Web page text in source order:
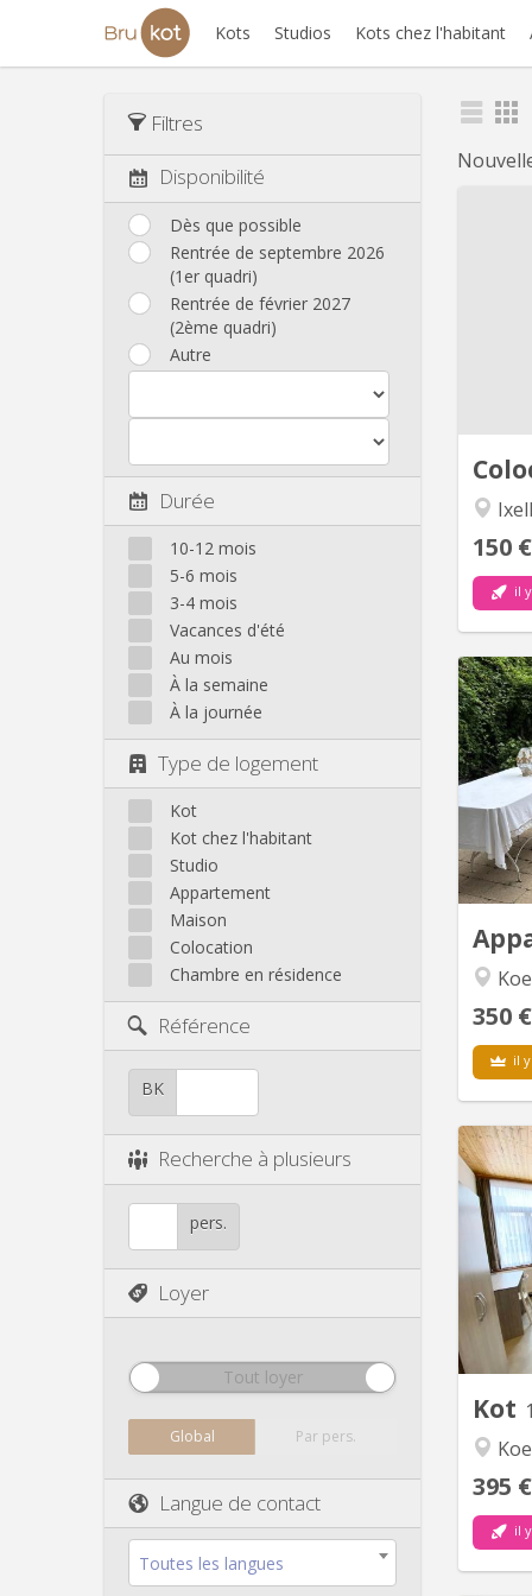
Kots Studios Kots chez l'habitant
Filtres
Disponibilité
Dès que possible
Rentrée de septembre 2026
(1er quadri)
Rentrée de février 2027
(2ème quadri)
Autre
Durée
10-12 mois
5-6 mois
3-4 mois
Vacances d'été
Au mois
À la semaine
À la journée
Type de logement
Kot
Kot chez l'habitant
Studio
Appartement
Maison
Colocation
Chambre en résidence
Référence
BK
Recherche à plusieurs
pers.
Loyer
Tout loyer
Global Par pers.
Langue de contact
Toutes les langues
150 €
il
louer.
350 €
il
une
Kot
395 €
il